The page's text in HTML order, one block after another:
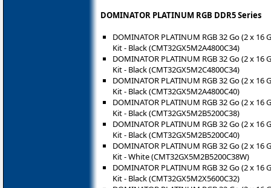
DOMINATOR PLATINUM RGB DDR5 Series
DOMINATOR PLATINUM RGB 32 Go (2 x
Kit - Black (CMT32GX5M2A4800C34)
DOMINATOR PLATINUM RGB 32 Go (2 x
Kit - Black (CMT32GX5M2C4800C34)
DOMINATOR PLATINUM RGB 32 Go (2 x
Kit - Black (CMT32GX5M2A4800C40)
DOMINATOR PLATINUM RGB 32 Go (2 x
Kit - Black (CMT32GX5M2B5200C38)
DOMINATOR PLATINUM RGB 32 Go (2 x
Kit - Black (CMT32GX5M2B5200C40)
DOMINATOR PLATINUM RGB 32 Go (2 x
Kit - White (CMT32GX5M2B5200C38W)
DOMINATOR PLATINUM RGB 32 Go (2 x
Kit - Black (CMT32GX5M2X5600C32)